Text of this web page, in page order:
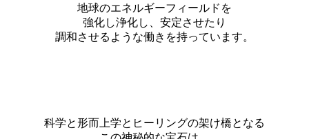
地球のエネルギーフィールドを
強化し浄化し、安定させたり
調和させるような働きを持っています。
科学と形而上学とヒーリングの架け橋となる